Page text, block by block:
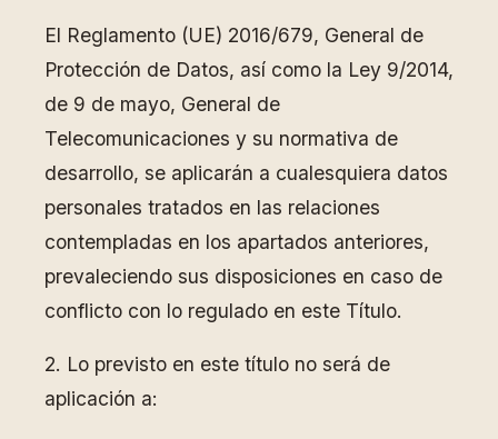
El Reglamento (UE) 2016/679, General de
Protección de Datos, así como la Ley 9/2014,
de 9 de mayo, General de
Telecomunicaciones y su normativa de
desarrollo, se aplicarán a cualesquiera datos
personales tratados en las relaciones
contempladas en los apartados anteriores,
prevaleciendo sus disposiciones en caso de
conflicto con lo regulado en este Título.
2. Lo previsto en este título no será de
aplicación a: